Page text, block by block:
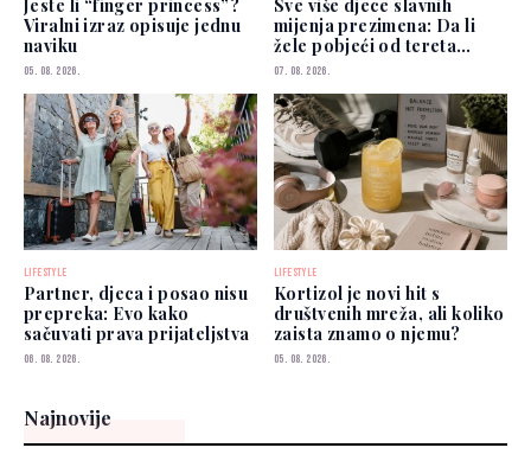
Jeste li “finger princess”?
Viralni izraz opisuje jednu
naviku
05. 08. 2026.
Sve više djece slavnih
mijenja prezimena: Da li
žele pobjeći od tereta
poznatih roditelja?
07. 08. 2026.
LIFESTYLE
Partner, djeca i posao nisu
prepreka: Evo kako
sačuvati prava prijateljstva
06. 08. 2026.
LIFESTYLE
Kortizol je novi hit s
društvenih mreža, ali koliko
zaista znamo o njemu?
05. 08. 2026.
Najnovije